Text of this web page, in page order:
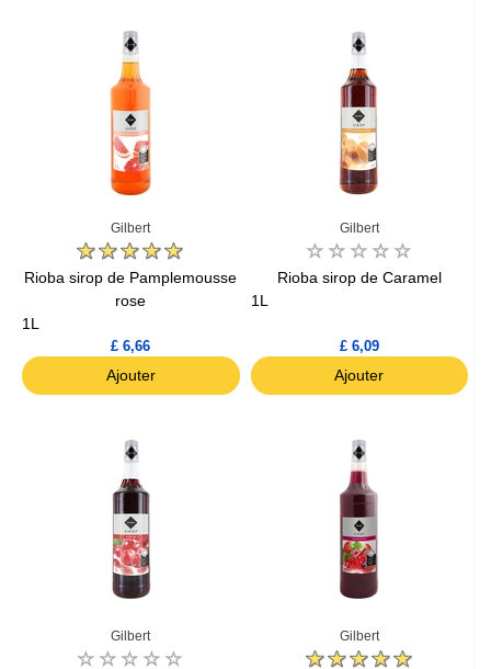
Gilbert
Rioba sirop de Pamplemousse
rose
1L
£ 6,66
Ajouter
Gilbert
Rioba sirop de Caramel
1L
£ 6,09
Ajouter
Gilbert Gilbert